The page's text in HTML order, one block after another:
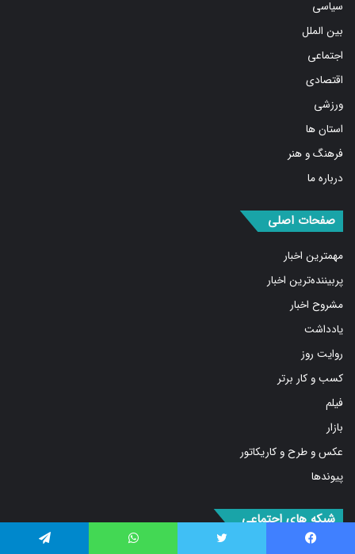
بین الملل
اجتماعی
اقتصادی
ورزشی
استان ها
فرهنگ و هنر
درباره ما
مهمترین اخبار
پربیننده‌ترین اخبار
مشروح اخبار
یادداشت
روایت روز
کسب و کار برتر
فیلم
بازار
عکس و طرح و کاریکاتور
پیوندها
فیس اینستاگرام آپارات RSS